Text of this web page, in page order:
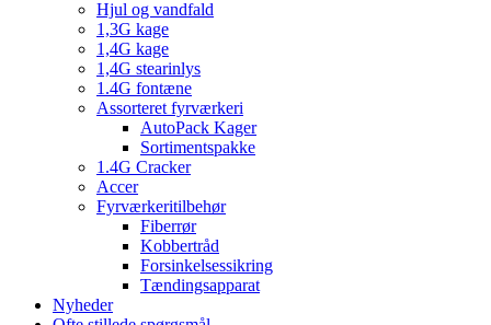
Hjul og vandfald
1,3G kage
1,4G kage
1,4G stearinlys
1.4G fontæne
Assorteret fyrværkeri
AutoPack Kager
Sortimentspakke
1.4G Cracker
Accer
Fyrværkeritilbehør
Fiberrør
Kobbertråd
Forsinkelsessikring
Tændingsapparat
Nyheder